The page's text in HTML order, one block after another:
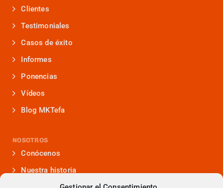
Clientes
Testimoniales
Casos de éxito
Informes
Ponencias
Vídeos
Blog MKTefa
NOSOTROS
Conócenos
Nuestra historia